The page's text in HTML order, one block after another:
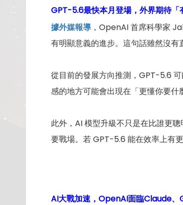
GPT-5.6最快本月登場，外界期待「
據外媒報導 ，OpenAI 首席科學家
有明顯意義的進步。這句話雖然沒有
從目前的發展方向推測，GPT-5.6
感的地方可能會出現在「更懂你要什
此外，AI 模型升級不只是在比誰更
要戰場。若 GPT-5.6 能在效率上有
AI大戰加速，OpenAI面臨Claude、